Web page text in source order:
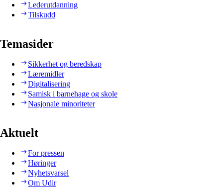
Lederutdanning
Tilskudd
Temasider
Sikkerhet og beredskap
Læremidler
Digitalisering
Samisk i barnehage og skole
Nasjonale minoriteter
Aktuelt
For pressen
Høringer
Nyhetsvarsel
Om Udir